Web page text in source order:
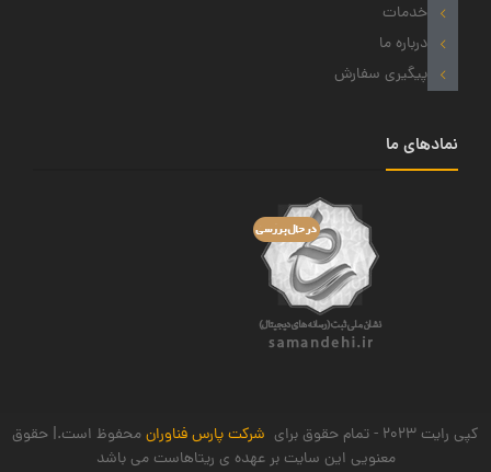
خدمات
درباره ما
پیگیری سفارش
نمادهای ما
کپی رایت 2023 - تمام حقوق برای شرکت پارس فناورانمحفوظ است.| حقوق
معنویی این سایت بر عهده ی ریتاهاست می باشد